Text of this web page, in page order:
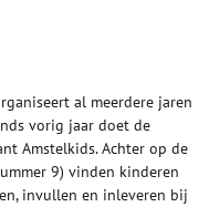
al meerdere jaren
vorig jaar doet de
Amstelkids. Achter op de
9) vinden kinderen
invullen en inleveren bij